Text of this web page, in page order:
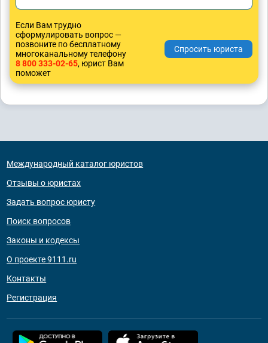
Если Вам трудно
сформулировать вопрос —
позвоните по бесплатному
многоканальному телефону
8 800 333-02-65, юрист Вам
поможет
Международный каталог юристов
Отзывы о юристах
Задать вопрос юристу
Поиск вопросов
Законы и кодексы
О проекте 9111.ru
Контакты
Регистрация